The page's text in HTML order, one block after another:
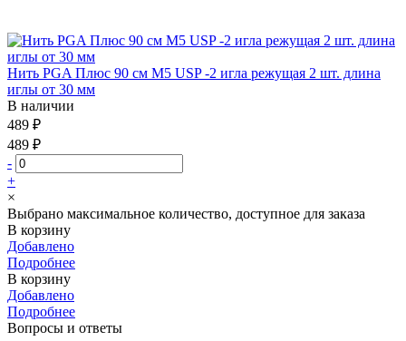
Нить PGA Плюс 90 см М5 USP -2 игла режущая 2 шт. длина
иглы от 30 мм
В наличии
489 ₽
489 ₽
-
+
×
Выбрано максимальное количество, доступное для заказа
В корзину
Добавлено
Подробнее
В корзину
Добавлено
Подробнее
Вопросы и ответы